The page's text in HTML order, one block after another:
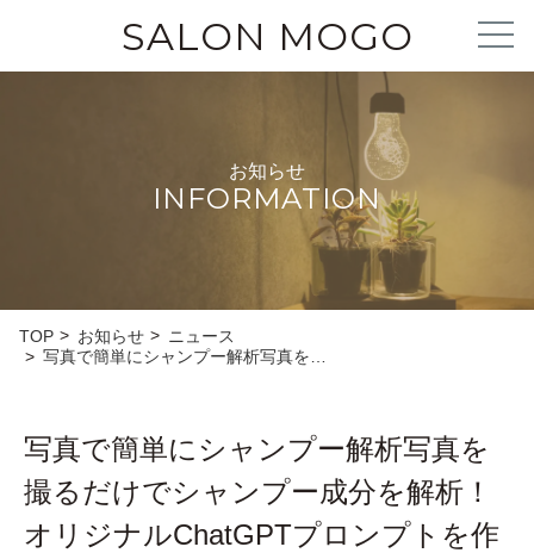
SALON MOGO
お知らせ
INFORMATION
TOP お知らせ
ニュース
写真で簡単にシャンプー解析写真を…
写真で簡単にシャンプー解析写真を
撮るだけでシャンプー成分を解析！
オリジナルChatGPTプロンプトを作